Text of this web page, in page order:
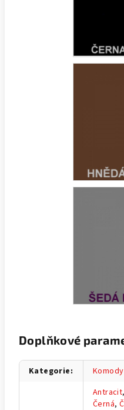
Doplňkové
Kategorie: Komody
Antracit
Černá,